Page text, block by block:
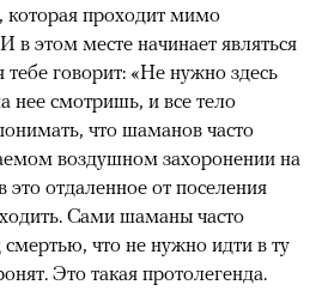
которая проходит мимо
в этом месте начинает являться
говорит: «Не нужно здесь
нее смотришь, и все тело
что шаманов часто
воздушном захоронении на
это отдаленное от поселения
Сами шаманы часто
что не нужно идти в ту
Это такая протолегенда.